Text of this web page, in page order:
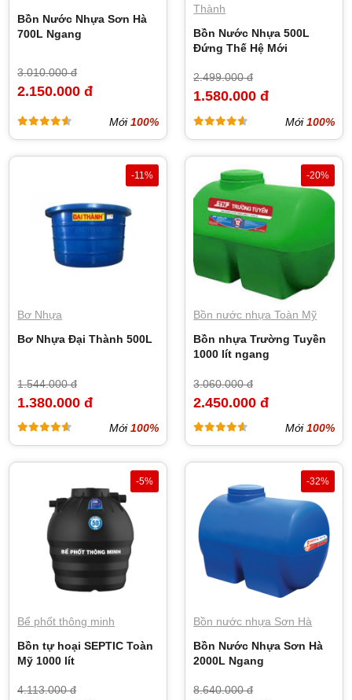
Bồn Nước Nhựa Sơn Hà
700L Ngang
3.010.000 đ
2.150.000 đ
Mới100%
Thành
Bồn Nước Nhựa 500L
Đứng Thế Hệ Mới
2.499.000 đ
1.580.000 đ
Mới100%
-11%
Bơ Nhựa
Bơ Nhựa Đại Thành 500L
1.544.000 đ
1.380.000 đ
Mới100%
-20%
Bồn nước nhựa Toàn Mỹ
Bồn nhựa Trường Tuyền
1000 lít ngang
3.060.000 đ
2.450.000 đ
Mới100%
-5%
Bể phốt thông minh
Bồn tự hoại SEPTIC Toàn
Mỹ 1000 lít
4.113.000 đ
-32%
Bồn nước nhựa Sơn Hà
Bồn Nước Nhựa Sơn Hà
2000L Ngang
8.640.000 đ